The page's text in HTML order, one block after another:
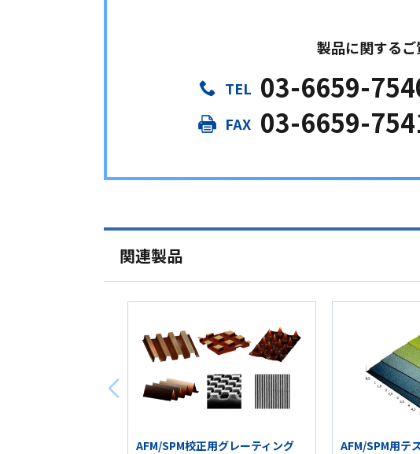
製品に関する
03-6659-
03-6659-
関連製品
AFM/SPM校正用グレーティング AFM/SPM用テ